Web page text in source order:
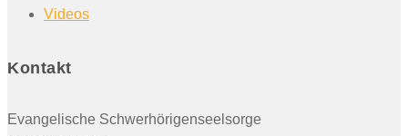
Videos
Kontakt
Evangelische Schwerhörigenseelsorge